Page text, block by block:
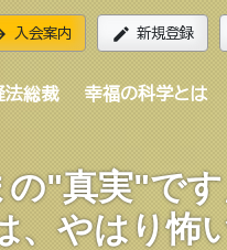
入会案内 edit 新規登録
法総裁 幸福の科学とは
の"真実"で
、やはり